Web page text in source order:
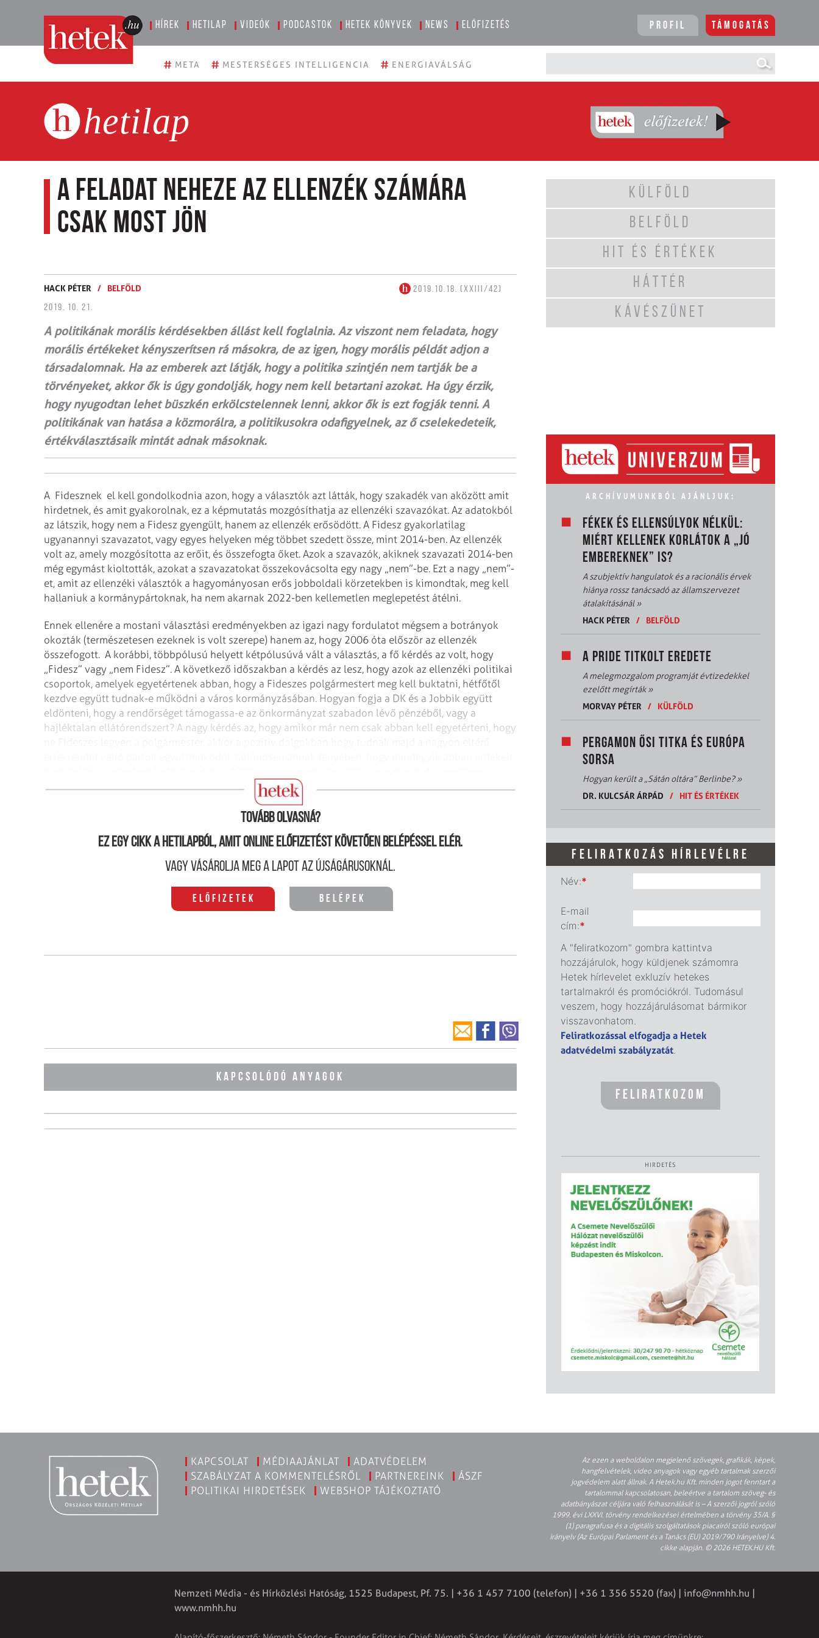
Hírek Hetilap Videók Podcastok Hetek könyvek News Előfizetés Profil Támogatás
# META # MESTERSÉGES INTELLIGENCIA # ENERGIAVÁLSÁG
hetilap
A feladat neheze az ellenzék számára
csak most jön
HACK PÉTER / BELFÖLD
2019.10.18. (XXIII/42)
2019. 10. 21.
A politikának morális kérdésekben állást kell foglalnia. Az viszont nem feladata, hogy
morális értékeket kényszerítsen rá másokra, de az igen, hogy morális példát adjon a
társadalomnak. Ha az emberek azt látják, hogy a politika szintjén nem tartják be a
törvényeket, akkor ők is úgy gondolják, hogy nem kell betartani azokat. Ha úgy érzik,
hogy nyugodtan lehet büszkén erkölcstelennek lenni, akkor ők is ezt fogják tenni. A
politikának van hatása a közmorálra, a politikusokra odafigyelnek, az ő cselekedeteik,
értékválasztásaik mintát adnak másoknak.
A Fidesznek el kell gondolkodnia azon, hogy a választók azt látták, hogy szakadék van aközött amit
hirdetnek, és amit gyakorolnak, ez a képmutatás mozgósíthatja az ellenzéki szavazókat. Az adatokból
az látszik, hogy nem a Fidesz gyengült, hanem az ellenzék erősödött. A Fidesz gyakorlatilag
ugyanannyi szavazatot, vagy egyes helyeken még többet szedett össze, mint 2014-ben. Az ellenzék
volt az, amely mozgósította az erőit, és összefogta őket. Azok a szavazók, akiknek szavazati 2014-ben
még egymást kioltották, azokat a szavazatokat összekovácsolta egy nagy „nem”-be. Ezt a nagy „nem”-
et, amit az ellenzéki választók a hagyományosan erős jobboldali körzetekben is kimondtak, meg kell
hallaniuk a kormánypártoknak, ha nem akarnak 2022-ben kellemetlen meglepetést átélni.
Ennek ellenére a mostani választási eredményekben az igazi nagy fordulatot mégsem a botrányok
okozták (természetesen ezeknek is volt szerepe) hanem az, hogy 2006 óta először az ellenzék
összefogott. A korábbi, többpólusú helyett kétpólusúvá vált a választás, a fő kérdés az volt, hogy
„Fidesz” vagy „nem Fidesz”. A következő időszakban a kérdés az lesz, hogy azok az ellenzéki politikai
csoportok, amelyek egyetértenek abban, hogy a Fideszes polgármestert meg kell buktatni, hétfőtől
kezdve együtt tudnak-e működni a város kormányzásában. Hogyan fogja a DK és a Jobbik együtt
eldönteni, hogy a rendőrséget támogassa-e az önkormányzat szabadon lévő pénzéből, vagy a
hajléktalan ellátórendszert? A nagy kérdés az, hogy amikor már nem csak abban kell egyetérteni, hogy
Tovább olvasná?
Ez egy cikk a hetilapból, amit online előfizetést követően belépéssel elér.
Vagy vásárolja meg a lapot az újságárusoknál.
Előfizetek Belépek
KAPCSOLÓDÓ ANYAGOK
KÜLFÖLD
BELFÖLD
HIT ÉS ÉRTÉKEK
HÁTTÉR
KÁVÉSZÜNET
ARCHÍVUMUNKBÓL AJÁNLJUK:
FÉKEK ÉS ELLENSÚLYOK NÉLKÜL:
MIÉRT KELLENEK KORLÁTOK A „JÓ
EMBEREKNEK” IS?
A szubjektív hangulatok és a racionális érvek
hiánya rossz tanácsadó az államszervezet
átalakításánál»
HACK PÉTER
/ BELFÖLD
A PRIDE TITKOLT EREDETE
A melegmozgalom programját évtizedekkel
ezelőtt megírták»
MORVAY PÉTER
/ KÜLFÖLD
PERGAMON ŐSI TITKA ÉS EURÓPA
SORSA
Hogyan került a „Sátán oltára” Berlinbe?»
DR. KULCSÁR ÁRPÁD
/ HIT ÉS ÉRTÉKEK
FELIRATKOZÁS HÍRLEVÉLRE
Név:*
E-mail
cím:*
A "feliratkozom" gombra kattintva
hozzájárulok, hogy küldjenek számomra
Hetek hírlevelet exkluzív hetekes
tartalmakról és promóciókról. Tudomásul
veszem, hogy hozzájárulásomat bármikor
visszavonhatom.
Feliratkozással elfogadja a Hetek
adatvédelmi szabályzatát.
HIRDETÉS
KAPCSOLAT MÉDIAAJÁNLAT
ADATVÉDELEM
SZABÁLYZAT A KOMMENTELÉSRŐL
PARTNEREINK
ÁSZF
POLITIKAI HIRDETÉSEK
WEBSHOP TÁJÉKOZTATÓ
Az ezen a weboldalon megjelenő szövegek, grafikák, képek,
hangfelvételek, video anyagok vagy egyéb tartalmak szerzői
jogvédelem alatt állnak. A Hetek.hu Kft. minden jogot fenntart a
tartalommal kapcsolatosan, beleértve a tartalom szöveg- és
adatbányászat céljára való felhasználását is – A szerzői jogról szóló
1999. évi LXXVI. törvény rendelkezései értelmében a törvény 35/A. §
(1) paragrafusa és a digitális szolgáltatások piacairól szóló európai
irányelv (Az Európai Parlament és a Tanács (EU) 2019/790 Irányelve) 4.
cikke alapján. © 2026 HETEK.HU Kft.
Nemzeti Média - és Hírközlési Hatóság, 1525 Budapest, Pf. 75. | +36 1 457 7100 (telefon) | +36 1 356 5520 (fax) | info@nmhh.hu
www.nmhh.hu